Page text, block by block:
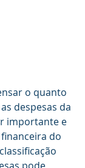
despesas da
importante e
do